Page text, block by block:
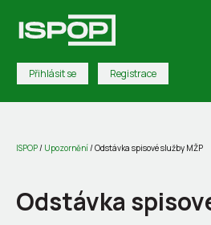
Přihlásit se Registrace
ISPOP/ Upozornění/Odstávka spisové služby MŽP
Odstávka